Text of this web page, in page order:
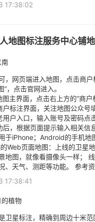
17:38:02
地图标注服务中心铺
南
，网页端进入地图，点击商
”，点击官网进入。
主界面，点击右上方的“商户
户标注界面，关注地图公众号
户入口，输入账号及密码点
后，根据页面提示输入相关信
于iPhone；Android的手机
Web页面地图：上线的卫星
地图，就像看摄像头一样；
、天气、测距等功能。 参考
17:38:41
植物
卫星标注，精确到周边十米